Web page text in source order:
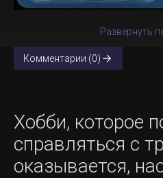
Развернуть
Комментарии (0)
Хобби, которое
справляться с
оказывается,